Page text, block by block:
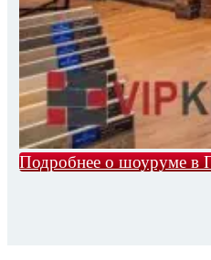
Подробнее о шоуруме в